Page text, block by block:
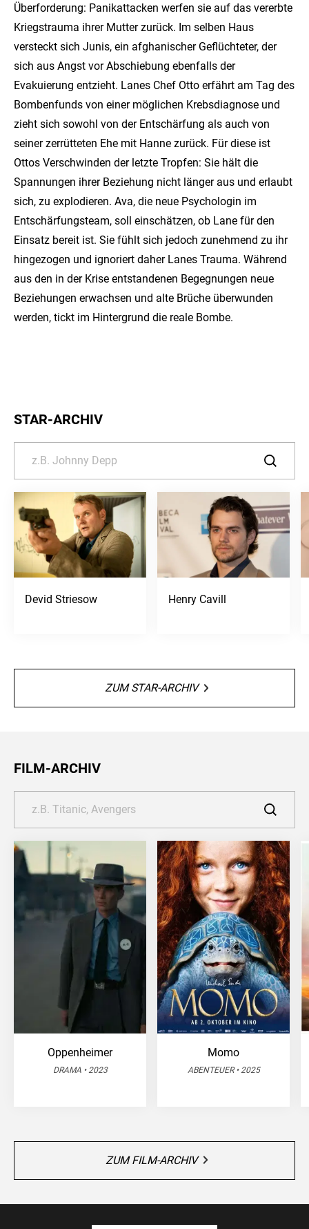
Überforderung: Panikattacken werfen sie auf das vererbte
Kriegstrauma ihrer Mutter zurück. Im selben Haus
versteckt sich Junis, ein afghanischer Geflüchteter, der
sich aus Angst vor Abschiebung ebenfalls der
Evakuierung entzieht. Lanes Chef Otto erfährt am Tag des
Bombenfunds von einer möglichen Krebsdiagnose und
zieht sich sowohl von der Entschärfung als auch von
seiner zerrütteten Ehe mit Hanne zurück. Für diese ist
Ottos Verschwinden der letzte Tropfen: Sie hält die
Spannungen ihrer Beziehung nicht länger aus und erlaubt
sich, zu explodieren. Ava, die neue Psychologin im
Entschärfungsteam, soll einschätzen, ob Lane für den
Einsatz bereit ist. Sie fühlt sich jedoch zunehmend zu ihr
hingezogen und ignoriert daher Lanes Trauma. Während
aus den in der Krise entstandenen Begegnungen neue
Beziehungen erwachsen und alte Brüche überwunden
werden, tickt im Hintergrund die reale Bombe.
STAR-ARCHIV
Devid Striesow Henry Cavill
ZUM STAR-ARCHIV
FILM-ARCHIV
Oppenheimer
DRAMA • 2023
Momo
ABENTEUER • 2025
ZUM FILM-ARCHIV